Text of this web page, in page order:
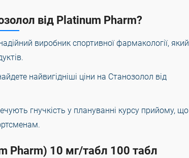
від Platinum Pharm?
виробник спортивної фармакології, який
найвигідніші ціни на Станозолол від
гнучкість у плануванні курсу прийому, що
Pharm) 10 мг/табл 100 табл